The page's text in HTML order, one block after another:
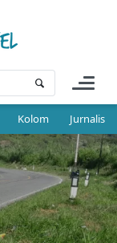
Kolom Jurnalis